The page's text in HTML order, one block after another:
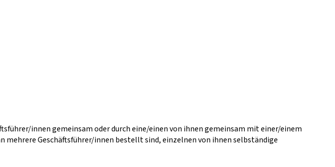
innen gemeinsam oder durch eine/einen von ihnen gemeinsam mit einer/einem
Geschäftsführer/innen bestellt sind, einzelnen von ihnen selbständige